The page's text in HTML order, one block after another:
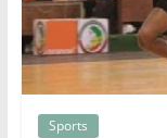
Sports